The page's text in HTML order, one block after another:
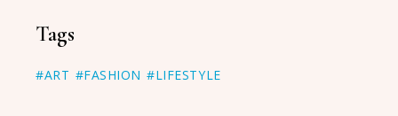
Tags
#ART #FASHION #LIFESTYLE